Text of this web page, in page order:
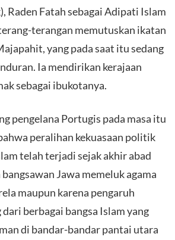
Raden Fatah sebagai Adipati Islam
terangan memutuskan ikatan
yang pada saat itu sedang
Ia mendirikan kerajaan
sebagai ibukotanya.
pengelana Portugis pada masa itu
peralihan kekuasaan politik
telah terjadi sejak akhir abad
Jawa memeluk agama
maupun karena pengaruh
berbagai bangsa Islam yang
di bandar-bandar pantai utara